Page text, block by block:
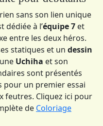
sans son lien unique
dédiée à l’équipe 7 et
entre les deux héros.
statiques et un dessin
Uchiha et son
sont présentés
pour un premier essai
feutres. Cliquez ici pour
de Coloriage